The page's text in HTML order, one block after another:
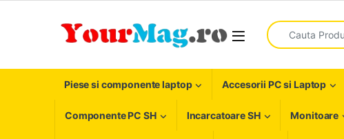
Open
Search for:
Piese si componente laptop Accesorii PC si Laptop
Componente PC SH Incarcatoare SH Monitoare